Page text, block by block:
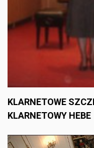
KLARNETOWE
KLARNETOWY HEBE